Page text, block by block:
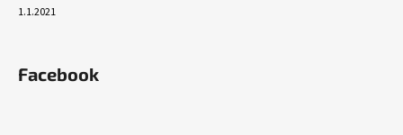
1.1.2021
Facebook